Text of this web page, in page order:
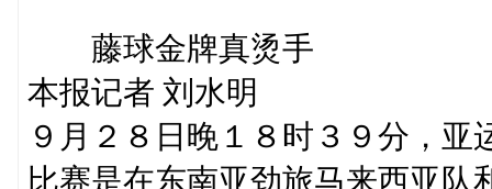
藤球金牌真烫手
本报记者 刘水明
９月２８日晚１８时３９分，
比赛是在东南亚劲旅马来西亚